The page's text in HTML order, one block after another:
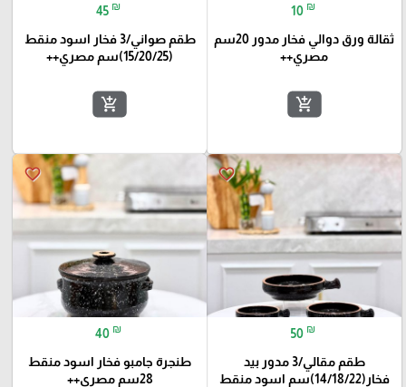
10 ₪
ثقالة ورق دوالي فخار مدور 20سم
مصري++
add_shopping_cart
45 ₪
طقم صواني/3 فخار اسود منقط
(15/20/25)سم مصري++
add_shopping_cart
favorite_border
50 ₪
طقم مقالي/3 مدور بيد
فخار(14/18/22)سم اسود منقط
favorite_border
40 ₪
طنجرة جامبو فخار اسود منقط
28سم مصري++